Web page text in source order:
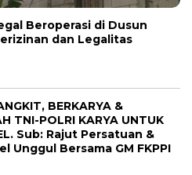
Beroperasi di Dusun
dan Legalitas
BERKARYA &
TNI-POLRI KARYA UNTUK
Sub: Rajut Persatuan &
Unggul Bersama GM FKPPI